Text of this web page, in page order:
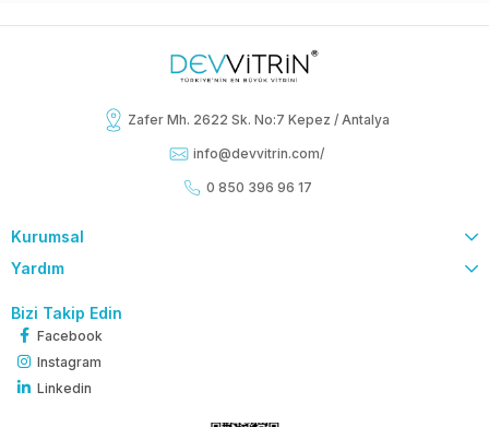
Zafer Mh. 2622 Sk. No:7 Kepez / Antalya
info@devvitrin.com/
0 850 396 96 17
Kurumsal
Yardım
Bizi Takip Edin
Facebook
Instagram
Linkedin